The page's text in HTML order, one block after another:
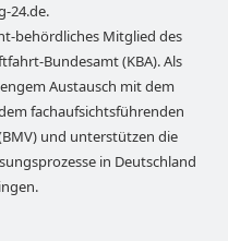
24.de.
behördliches Mitglied des
Bundesamt (KBA). Als
Austausch mit dem
fachaufsichtsführenden
und unterstützen die
in Deutschland